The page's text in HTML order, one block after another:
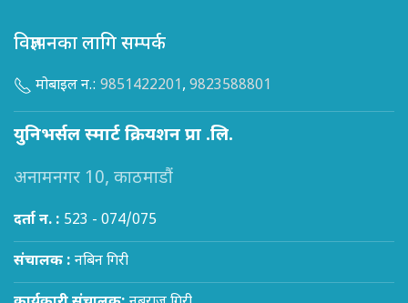
विज्ञापनका लागि सम्पर्क
मोबाइल न.: 9851422201, 9823588801
युनिभर्सल स्मार्ट क्रियशन प्रा .लि.
अनामनगर 10, काठमाडौं
दर्ता न. : 523 - 074/075
संचालक : नबिन गिरी